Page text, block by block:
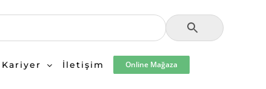
Kariyer İletişim Online Mağaza